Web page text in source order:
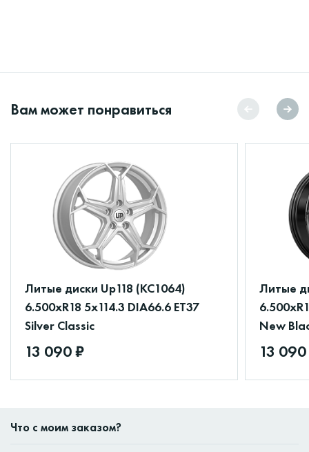
Вам может понравиться
Литые диски Up118 (КС1064)
6.500xR18 5x114.3 DIA66.6 ET37
Silver Classic
13 090 ₽
Литые
New
13
Что с моим заказом?